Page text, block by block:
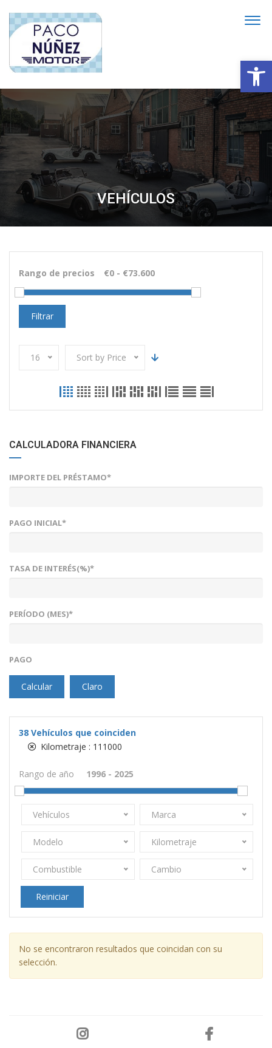
VEHÍCULOS
Rango de precios
Filtrar
16 Sort by Price
CALCULADORA FINANCIERA
IMPORTE DEL PRÉSTAMO*
PAGO INICIAL*
TASA DE INTERÉS(%)*
PERÍODO (MES)*
PAGO
Calcular Claro
38 Vehículos que coinciden
Kilometraje : 111000
Rango de año
Vehículos Marca
Modelo Kilometraje
Combustible Cambio
Reiniciar
No se encontraron resultados que coincidan con su
selección.